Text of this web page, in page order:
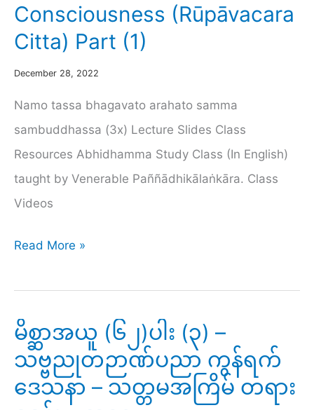
လမ်းပြ
တရား
(၇)
နံနက်
Consciousness (Rūpāvacara
Citta) Part (1)
December 28, 2022
Namo tassa bhagavato arahato samma
sambuddhassa (3x) Lecture Slides Class
Resources Abhidhamma Study Class (In English)
taught by Venerable Paññādhikālaṅkāra. Class
Videos
Abhidhamma
Class
15
–
Fine-
material-
Read More »
မိစ္ဆာအယူ (၆၂)ပါး (၃) –
သဗ္ဗညုတဉာဏ်ပညာ ကွန်ရက်
ဒေသနာ – သတ္တမအကြိမ် တရား